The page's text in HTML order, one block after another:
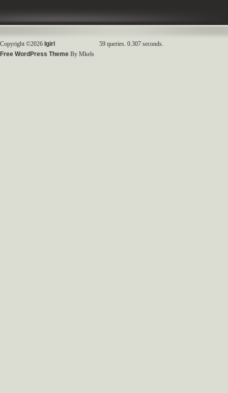
Copyright ©2026 Igirl
Free WordPress Theme By Mkels
59 queries. 0.307 seconds.